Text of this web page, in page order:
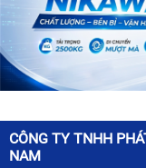
CÔNG TY TNHH
NAM